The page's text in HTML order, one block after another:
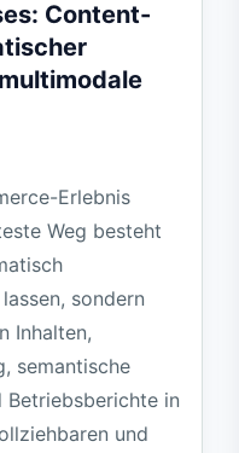
Content-
Erlebnis
Weg besteht
sondern
Inhalten,
semantische
Betriebsberichte in
und